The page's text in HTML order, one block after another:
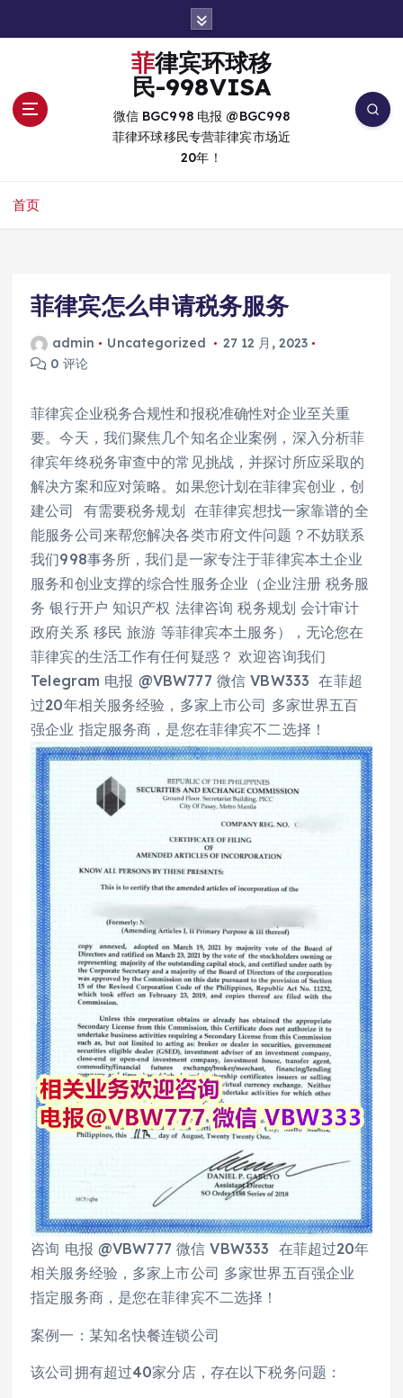
菲律宾环球移
民-998VISA
微信 BGC998 电报 @BGC998
菲律环球移民专营菲律宾市场近
20年！
首页
菲律宾怎么申请税务服务
admin Uncategorized
27 12 月, 2023
0 评论
菲律宾企业税务合规性和报税准确性对企业至关重
要。今天，我们聚焦几个知名企业案例，深入分析菲
律宾年终税务审查中的常见挑战，并探讨所应采取的
解决方案和应对策略。如果您计划在菲律宾创业，创
建公司 有需要税务规划 在菲律宾想找一家靠谱的全
能服务公司来帮您解决各类市府文件问题？不妨联系
我们998事务所，我们是一家专注于菲律宾本土企业
服务和创业支撑的综合性服务企业（企业注册 税务服
务 银行开户 知识产权 法律咨询 税务规划 会计审计
政府关系 移民 旅游 等菲律宾本土服务），无论您在
菲律宾的生活工作有任何疑惑？ 欢迎咨询我们
Telegram 电报 @VBW777 微信 VBW333 在菲超
过20年相关服务经验，多家上市公司 多家世界五百
强企业 指定服务商，是您在菲律宾不二选择！
咨询 电报 @VBW777 微信 VBW333 在菲超过20年
相关服务经验，多家上市公司 多家世界五百强企业
指定服务商，是您在菲律宾不二选择！
案例一：某知名快餐连锁公司
该公司拥有超过40家分店，存在以下税务问题：